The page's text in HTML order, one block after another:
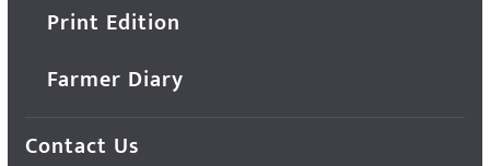
Print Edition
Farmer Diary
Contact Us